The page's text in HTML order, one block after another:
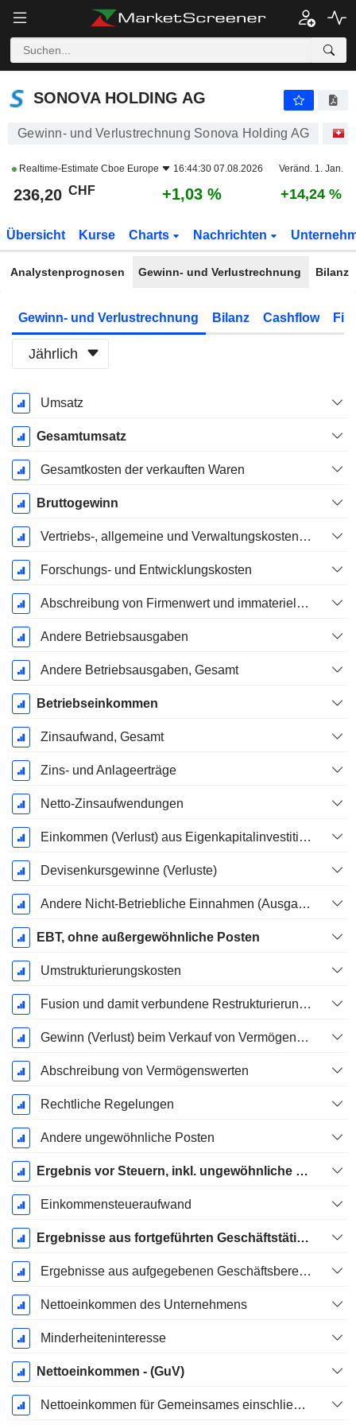
SONOVA HOLDING AG
SONOVA HOLDING AG
Gewinn- und Verlustrechnung Sonova Holding AG
Realtime-Estimate Cboe Europe 16:44:30 07.08.2026 Veränd. 1. Jan.
236,20 CHF +1,03 % +14,24 %
Übersicht Kurse Charts Nachrichten
Analystenprognosen Gewinn- und Verlustrechnung Bilanz
Gewinn- und Verlustrechnung Bilanz Cashflow
Jährlich
Ende d.
Geschäftsjahres:
März
Umsatz
Gesamtumsatz
Gesamtkosten der verkauften Waren
Bruttogewinn
Vertriebs-, allgemeine und Verwaltungskosten, Gesamt
Forschungs- und Entwicklungskosten
Abschreibung von Firmenwert und immateriellen Vermögenswerten - (GuV)
Andere Betriebsausgaben
Andere Betriebsausgaben, Gesamt
Betriebseinkommen
Zinsaufwand, Gesamt
Zins- und Anlageerträge
Netto-Zinsaufwendungen
Einkommen (Verlust) aus Eigenkapitalinvestitionen.
Devisenkursgewinne (Verluste)
Andere Nicht-Betriebliche Einnahmen (Ausgaben)
EBT, ohne außergewöhnliche Posten
Umstrukturierungskosten
Fusion und damit verbundene Restrukturierungskosten
Gewinn (Verlust) beim Verkauf von Vermögenswerten
Abschreibung von Vermögenswerten
Rechtliche Regelungen
Andere ungewöhnliche Posten
Ergebnis vor Steuern, inkl. ungewöhnliche Posten
Einkommensteueraufwand
Ergebnisse aus fortgeführten Geschäftstätigkeiten
Ergebnisse aus aufgegebenen Geschäftsbereichen
Nettoeinkommen des Unternehmens
Minderheiteninteresse
Nettoeinkommen - (GuV)
Nettoeinkommen für Gemeinsames einschließlich außerordentlicher Posten